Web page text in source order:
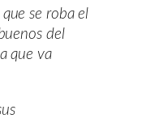
se roba el
del
que va